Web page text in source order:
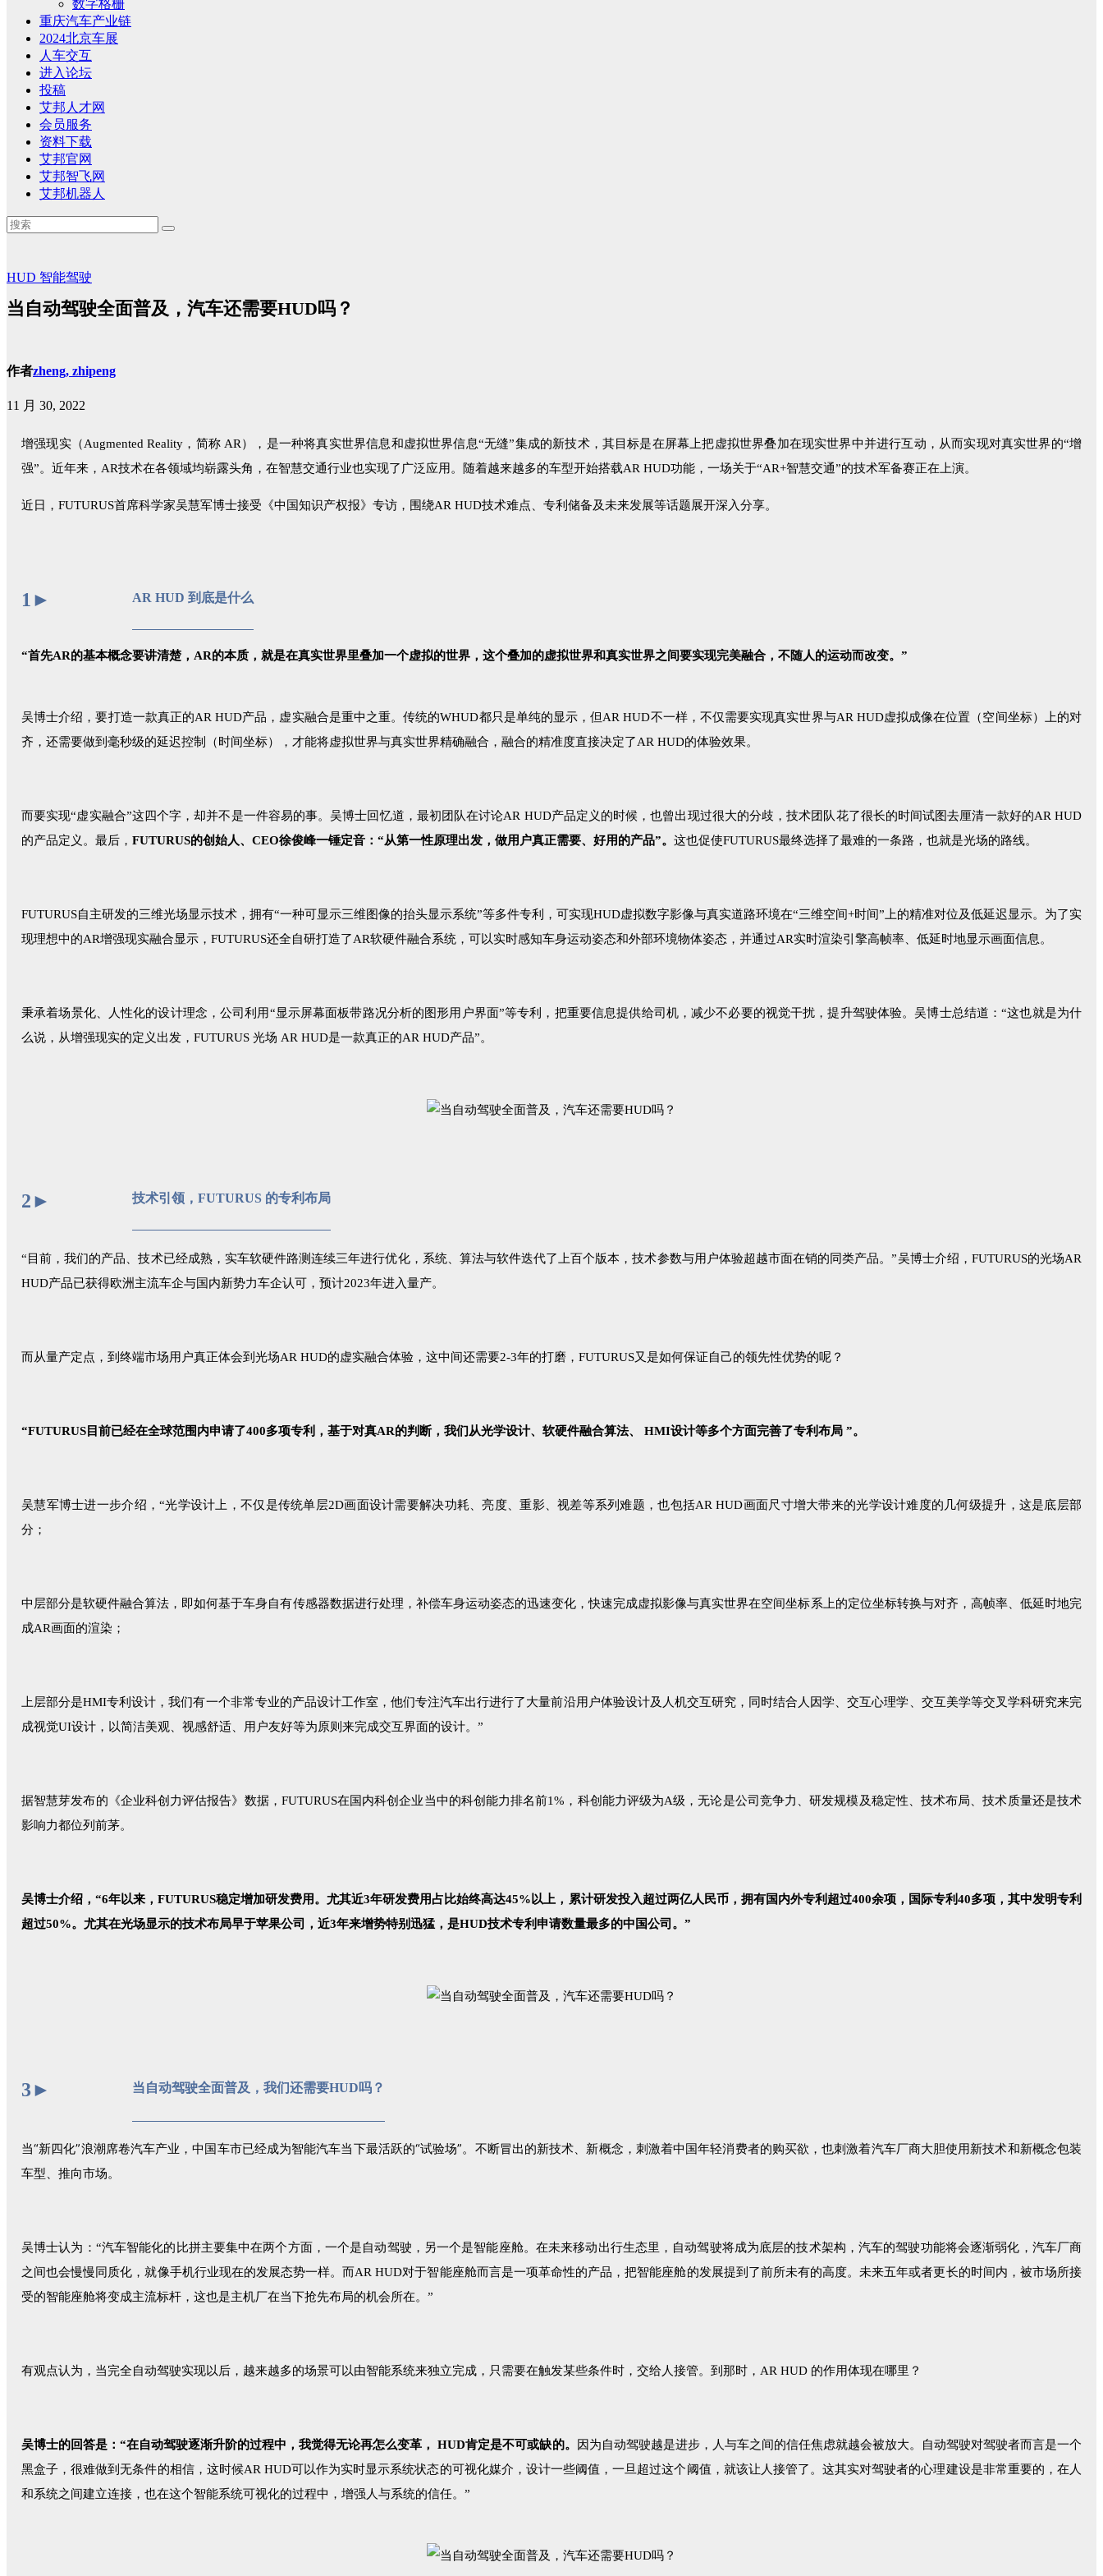
数字格栅
重庆汽车产业链
2024北京车展
人车交互
进入论坛
投稿
艾邦人才网
会员服务
资料下载
艾邦官网
艾邦智飞网
艾邦机器人
HUD 智能驾驶
当自动驾驶全面普及，汽车还需要HUD吗？
作者zheng, zhipeng
11 月 30, 2022
增强现实（Augmented Reality，简称 AR），是一种将真实世界信息和虚拟世界信息“无缝”集成的新技术，其目标是在屏幕上把虚拟世界叠加在现实世界中并进行互动，从而实现对真实世界的“增
强”。近年来，AR技术在各领域均崭露头角，在智慧交通行业也实现了广泛应用。随着越来越多的车型开始搭载AR HUD功能，一场关于“AR+智慧交通”的技术军备赛正在上演。
近日，FUTURUS首席科学家吴慧军博士接受《中国知识产权报》专访，围绕AR HUD技术难点、专利储备及未来发展等话题展开深入分享。
1 ► AR HUD 到底是什么
“首先AR的基本概念要讲清楚，AR的本质，就是在真实世界里叠加一个虚拟的世界，这个叠加的虚拟世界和真实世界之间要实现完美融合，不随人的运动而改变。”
吴博士介绍，要打造一款真正的AR HUD产品，虚实融合是重中之重。传统的WHUD都只是单纯的显示，但AR HUD不一样，不仅需要实现真实世界与AR HUD虚拟成像在位置（空间坐标）上的对
齐，还需要做到毫秒级的延迟控制（时间坐标），才能将虚拟世界与真实世界精确融合，融合的精准度直接决定了AR HUD的体验效果。
而要实现“虚实融合”这四个字，却并不是一件容易的事。吴博士回忆道，最初团队在讨论AR HUD产品定义的时候，也曾出现过很大的分歧，技术团队花了很长的时间试图去厘清一款好的AR HUD
的产品定义。最后， FUTURUS的创始人、CEO徐俊峰一锤定音：“从第一性原理出发，做用户真正需要、好用的产品”。 这也促使FUTURUS最终选择了最难的一条路，也就是光场的路线。
FUTURUS自主研发的三维光场显示技术，拥有“一种可显示三维图像的抬头显示系统”等多件专利，可实现HUD虚拟数字影像与真实道路环境在“三维空间+时间”上的精准对位及低延迟显示。为了实
现理想中的AR增强现实融合显示，FUTURUS还全自研打造了AR软硬件融合系统，可以实时感知车身运动姿态和外部环境物体姿态，并通过AR实时渲染引擎高帧率、低延时地显示画面信息。
秉承着场景化、人性化的设计理念，公司利用“显示屏幕面板带路况分析的图形用户界面”等专利，把重要信息提供给司机，减少不必要的视觉干扰，提升驾驶体验。吴博士总结道：“这也就是为什
么说，从增强现实的定义出发，FUTURUS 光场 AR HUD是一款真正的AR HUD产品”。
2► 技术引领，FUTURUS 的专利布局
“目前，我们的产品、技术已经成熟，实车软硬件路测连续三年进行优化，系统、算法与软件迭代了上百个版本，技术参数与用户体验超越市面在销的同类产品。”吴博士介绍，FUTURUS的光场AR
HUD产品已获得欧洲主流车企与国内新势力车企认可，预计2023年进入量产。
而从量产定点，到终端市场用户真正体会到光场AR HUD的虚实融合体验，这中间还需要2-3年的打磨，FUTURUS又是如何保证自己的领先性优势的呢？
“FUTURUS目前已经在全球范围内申请了400多项专利，基于对真AR的判断，我们从光学设计、软硬件融合算法、 HMI设计等多个方面完善了专利布局 ”。
吴慧军博士进一步介绍，“光学设计上，不仅是传统单层2D画面设计需要解决功耗、亮度、重影、视差等系列难题，也包括AR HUD画面尺寸增大带来的光学设计难度的几何级提升，这是底层部
分；
中层部分是软硬件融合算法，即如何基于车身自有传感器数据进行处理，补偿车身运动姿态的迅速变化，快速完成虚拟影像与真实世界在空间坐标系上的定位坐标转换与对齐，高帧率、低延时地完
成AR画面的渲染；
上层部分是HMI专利设计，我们有一个非常专业的产品设计工作室，他们专注汽车出行进行了大量前沿用户体验设计及人机交互研究，同时结合人因学、交互心理学、交互美学等交叉学科研究来完
成视觉UI设计，以简洁美观、视感舒适、用户友好等为原则来完成交互界面的设计。”
据智慧芽发布的《企业科创力评估报告》数据，FUTURUS在国内科创企业当中的科创能力排名前1%，科创能力评级为A级，无论是公司竞争力、研发规模及稳定性、技术布局、技术质量还是技术
影响力都位列前茅。
吴博士介绍，“6年以来，FUTURUS稳定增加研发费用。尤其近3年研发费用占比始终高达45%以上，累计研发投入超过两亿人民币，拥有国内外专利超过400余项，国际专利40多项，其中发明专利
超过50%。尤其在光场显示的技术布局早于苹果公司，近3年来增势特别迅猛，是HUD技术专利申请数量最多的中国公司。”
3► 当自动驾驶全面普及，我们还需要HUD吗？
当“新四化”浪潮席卷汽车产业，中国车市已经成为智能汽车当下最活跃的“试验场”。 不断冒出的新技术、新概念，刺激着中国年轻消费者的购买欲，也刺激着汽车厂商大胆使用新技术和新概念包装
车型、推向市场。
吴博士认为：“汽车智能化的比拼主要集中在两个方面，一个是自动驾驶，另一个是智能座舱。在未来移动出行生态里，自动驾驶将成为底层的技术架构，汽车的驾驶功能将会逐渐弱化，汽车厂商
之间也会慢慢同质化，就像手机行业现在的发展态势一样。而AR HUD对于智能座舱而言是一项革命性的产品，把智能座舱的发展提到了前所未有的高度。未来五年或者更长的时间内，被市场所接
受的智能座舱将变成主流标杆，这也是主机厂在当下抢先布局的机会所在。”
有观点认为，当完全自动驾驶实现以后，越来越多的场景可以由智能系统来独立完成，只需要在触发某些条件时，交给人接管。到那时，AR HUD 的作用体现在哪里？
吴博士的回答是：“在自动驾驶逐渐升阶的过程中，我觉得无论再怎么变革， HUD肯定是不可或缺的。
因为自动驾驶越是进步，人与车之间的信任焦虑就越会被放大。自动驾驶对驾驶者而言是一个
黑盒子，很难做到无条件的相信，这时候AR HUD可以作为实时显示系统状态的可视化媒介，设计一些阈值，一旦超过这个阈值，就该让人接管了。这其实对驾驶者的心理建设是非常重要的，在人
和系统之间建立连接，也在这个智能系统可视化的过程中，增强人与系统的信任。”